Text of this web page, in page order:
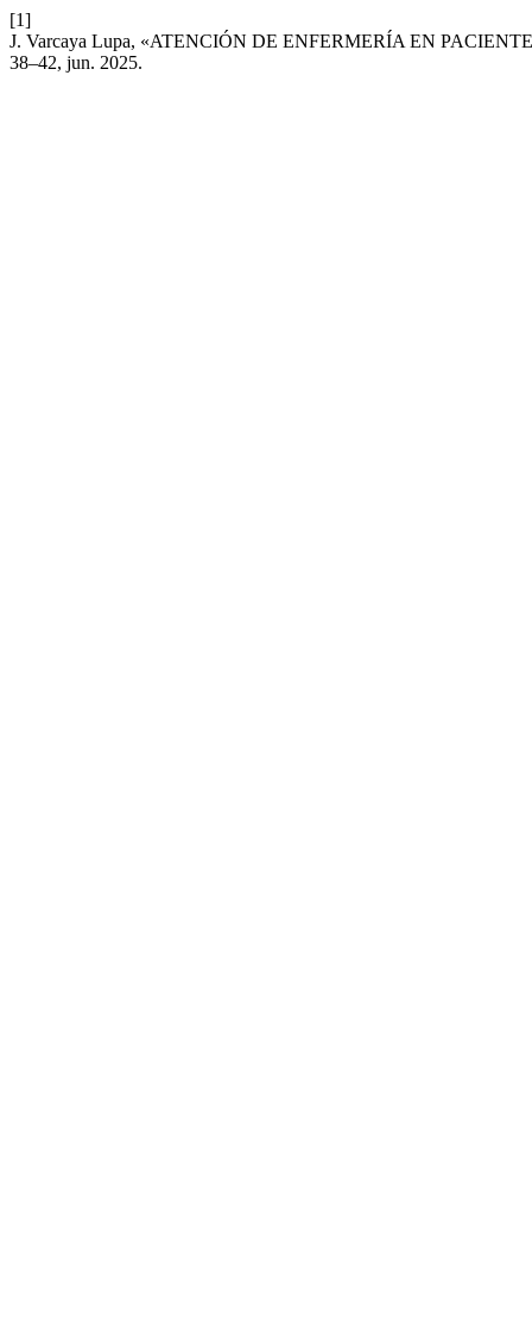
[1]
J. Varcaya Lupa, «ATENCIÓN DE ENFERMERÍA EN
38–42, jun. 2025.